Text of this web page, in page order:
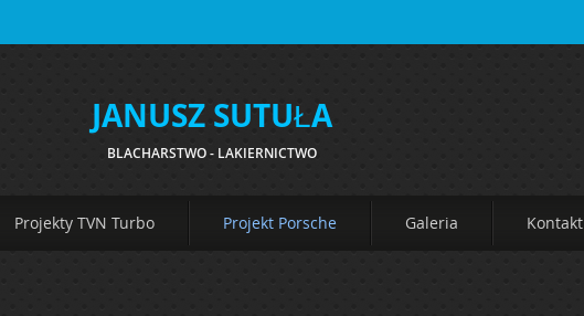
JANUSZ SUTUŁA
BLACHARSTWO - LAKIERNICTWO
Projekty TVN Turbo Projekt Porsche Galeria Kontakt